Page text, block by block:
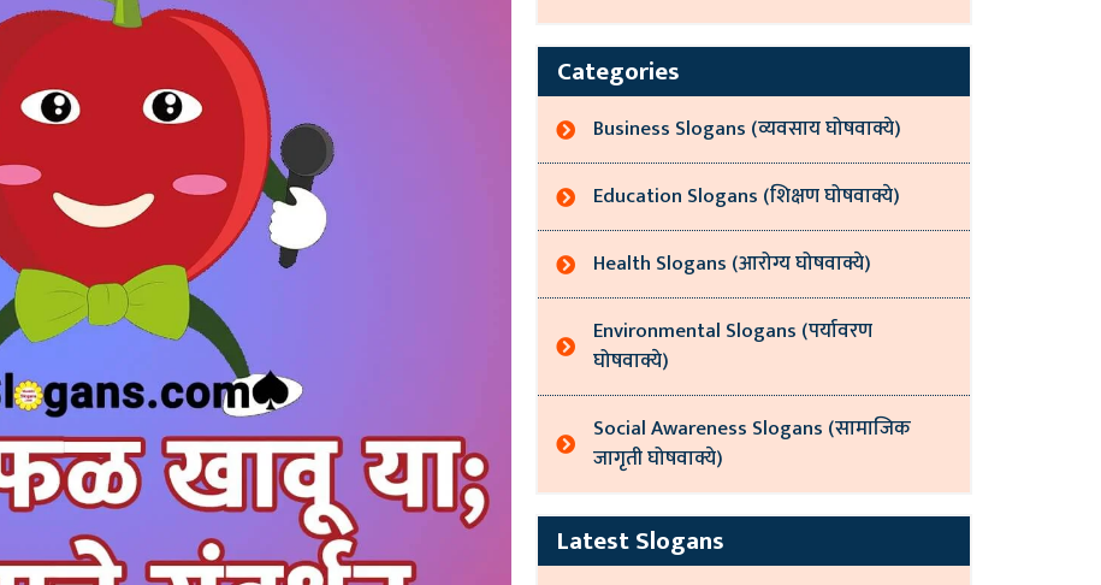
Categories
Business Slogans (व्यवसाय घोषवाक्ये)
Education Slogans (शिक्षण घोषवाक्ये)
Health Slogans (आरोग्य घोषवाक्ये)
Environmental Slogans (पर्यावरण
घोषवाक्ये)
Social Awareness Slogans (सामाजिक
जागृती घोषवाक्ये)
Latest Slogans